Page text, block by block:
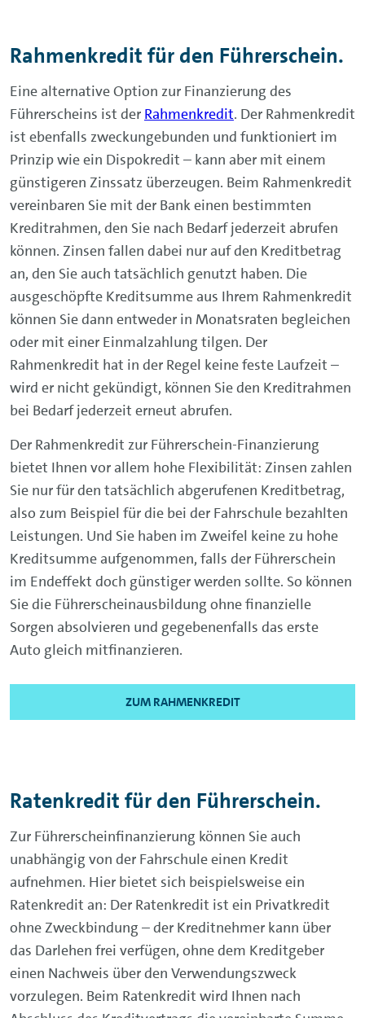
Rahmenkredit für den Führerschein.
Eine alternative Option zur Finanzierung des
Führerscheins ist der Rahmenkredit. Der Rahmenkredit
ist ebenfalls zweckungebunden und funktioniert im
Prinzip wie ein Dispokredit – kann aber mit einem
günstigeren Zinssatz überzeugen. Beim Rahmenkredit
vereinbaren Sie mit der Bank einen bestimmten
Kreditrahmen, den Sie nach Bedarf jederzeit abrufen
können. Zinsen fallen dabei nur auf den Kreditbetrag
an, den Sie auch tatsächlich genutzt haben. Die
ausgeschöpfte Kreditsumme aus Ihrem Rahmenkredit
können Sie dann entweder in Monatsraten begleichen
oder mit einer Einmalzahlung tilgen. Der
Rahmenkredit hat in der Regel keine feste Laufzeit –
wird er nicht gekündigt, können Sie den Kreditrahmen
bei Bedarf jederzeit erneut abrufen.
Der Rahmenkredit zur Führerschein-Finanzierung
bietet Ihnen vor allem hohe Flexibilität: Zinsen zahlen
Sie nur für den tatsächlich abgerufenen Kreditbetrag,
also zum Beispiel für die bei der Fahrschule bezahlten
Leistungen. Und Sie haben im Zweifel keine zu hohe
Kreditsumme aufgenommen, falls der Führerschein
im Endeffekt doch günstiger werden sollte. So können
Sie die Führerscheinausbildung ohne finanzielle
Sorgen absolvieren und gegebenenfalls das erste
Auto gleich mitfinanzieren.
ZUM RAHMENKREDIT
Ratenkredit für den Führerschein.
Zur Führerscheinfinanzierung können Sie auch
unabhängig von der Fahrschule einen Kredit
aufnehmen. Hier bietet sich beispielsweise ein
Ratenkredit an: Der Ratenkredit ist ein Privatkredit
ohne Zweckbindung – der Kreditnehmer kann über
das Darlehen frei verfügen, ohne dem Kreditgeber
einen Nachweis über den Verwendungszweck
vorzulegen. Beim Ratenkredit wird Ihnen nach